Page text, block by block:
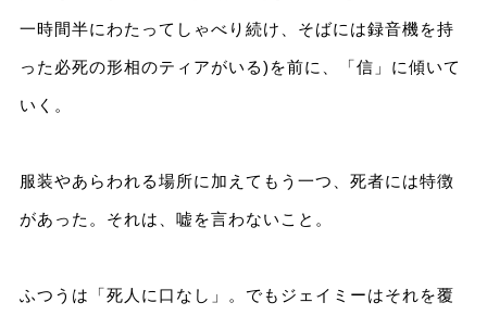
一時間半にわたってしゃべり続け、そばには録音機を持
った必死の形相のティアがいる)を前に、「信」に傾いて
いく。
服装やあらわれる場所に加えてもう一つ、死者には特徴
があった。それは、嘘を言わないこと。
ふつうは「死人に口なし」。でもジェイミーはそれを覆